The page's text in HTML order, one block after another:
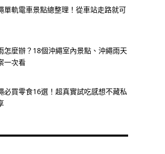
單軌電車景點總整理！從車站走路就可
怎麼辦？18個沖繩室內景點、沖繩雨天
一次看
必買零食16選！超真實試吃感想不藏私